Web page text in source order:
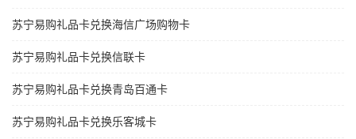
苏宁易购礼品卡兑换海信广场购物卡
苏宁易购礼品卡兑换信联卡
苏宁易购礼品卡兑换青岛百通卡
苏宁易购礼品卡兑换乐客城卡